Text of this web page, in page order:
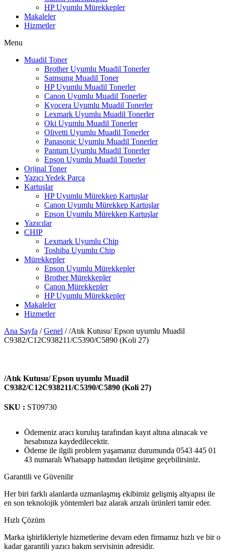
HP Uyumlu Mürekkepler
Makaleler
Hizmetler
Menu
Muadil Toner
Brother Uyumlu Muadil Tonerler
Samsung Muadil Toner
HP Uyumlu Muadil Tonerler
Canon Uyumlu Muadil Tonerler
Kyocera Uyumlu Muadil Tonerler
Lexmark Uyumlu Muadil Tonerler
Oki Uyumlu Muadil Tonerler
Olivetti Uyumlu Muadil Tonerler
Panasonic Uyumlu Muadil Tonerler
Pantum Uyumlu Muadil Tonerler
Epson Uyumlu Muadil Tonerler
Orjinal Toner
Yazıcı Yedek Parça
Kartuşlar
HP Uyumlu Mürekkep Kartuşlar
Canon Uyumlu Mürekkep Kartuşlar
Epson Uyumlu Mürekkep Kartuşlar
Yazıcılar
CHIP
Lexmark Uyumlu Chip
Toshiba Uyumlu Chip
Mürekkepler
Epson Uyumlu Mürekkepler
Brother Mürekkepler
Canon Mürekkepler
HP Uyumlu Mürekkepler
Makaleler
Hizmetler
Ana Sayfa /Genel / /Atık Kutusu/ Epson uyumlu Muadil
C9382/C12C938211/C5390/C5890 (Koli 27)
/Atık Kutusu/ Epson uyumlu Muadil
C9382/C12C938211/C5390/C5890 (Koli 27)
SKU : ST09730
Ödemeniz aracı kuruluş tarafından kayıt altına alınacak ve
hesabınıza kaydedilecektir.
Ödeme ile ilgili problem yaşamanız durumunda 0543 445 01
43 numaralı Whatsapp hattından iletişime geçebilirsiniz.
Garantili ve Güvenilir
Her biri farklı alanlarda uzmanlaşmış ekibimiz gelişmiş altyapısı ile
en son teknolojik yöntemleri baz alarak arızalı ürünleri tamir eder.
Hızlı Çözüm
Marka işbirlikleriyle hizmetlerine devam eden firmamız hızlı ve bir o
kadar garantili yazıcı bakım servisinin adresidir.